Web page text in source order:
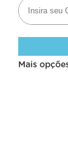
Mais